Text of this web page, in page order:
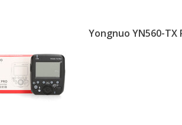
Yongnuo YN560-